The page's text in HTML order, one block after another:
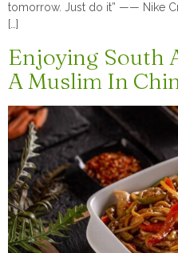
tomorrow. Just do it” —— Nike
[…]
Enjoying South
A Muslim In